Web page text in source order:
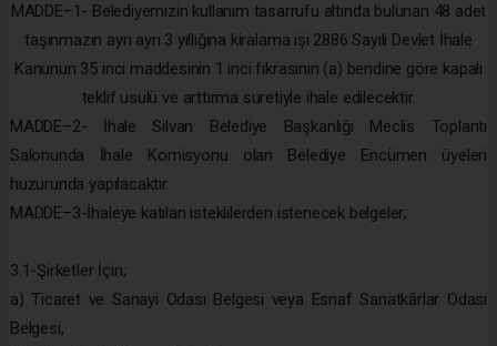
MADDE–1- Belediyemizin kullanım tasarrufu altında bulunan 48 adet
taşınmazın ayrı ayrı 3 yıllığına kiralama işi 2886 Sayılı Devlet İhale
Kanunun 35 inci maddesinin 1 inci fıkrasının (a) bendine göre kapalı
teklif usulü ve arttırma suretiyle ihale edilecektir.
MADDE–2- İhale Silvan Belediye Başkanlığı Meclis Toplantı
Salonunda İhale Komisyonu olan Belediye Encümen üyeleri
huzurunda yapılacaktır.
MADDE–3-İhaleye katılan isteklilerden istenecek belgeler;
3.1-Şirketler İçin;
a) Ticaret ve Sanayi Odası Belgesi veya Esnaf Sanatkârlar Odası
Belgesi,